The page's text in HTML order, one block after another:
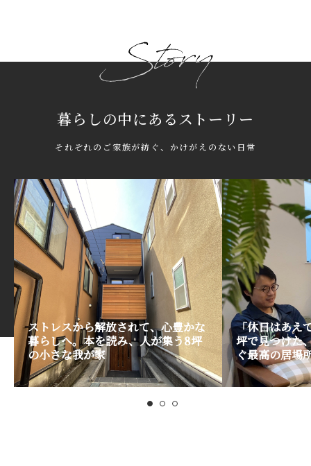
暮らしの中にあるストーリー
それぞれのご家族が紡ぐ、かけがえのない日常
ストレスから解放されて、心豊かな
暮らしへ。本を読み、人が集う8坪
の小さな我が家
「休日はあえ
坪で見つけた
ぐ最高の居場